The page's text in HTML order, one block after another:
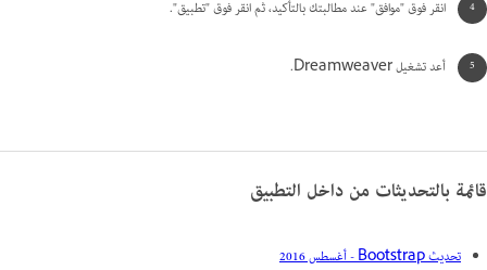
انقر فوق "موافق" عند مطالبتك بالتأكيد، ثم انقر فوق "تطبيق".
أعد تشغيل Dreamweaver.
قائمة بالتحديثات من داخل التطبيق
تحديث Bootstrap - أغسطس 2016‎